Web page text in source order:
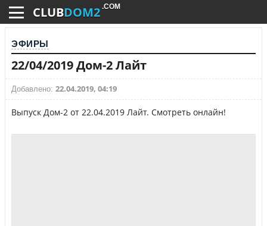
CLUBDOM2 .COM
ЭФИРЫ
22/04/2019 Дом-2 Лайт
Добавлено: 22.04.2019, 04:19
Выпуск Дом-2 от 22.04.2019 Лайт. Смотреть онлайн!